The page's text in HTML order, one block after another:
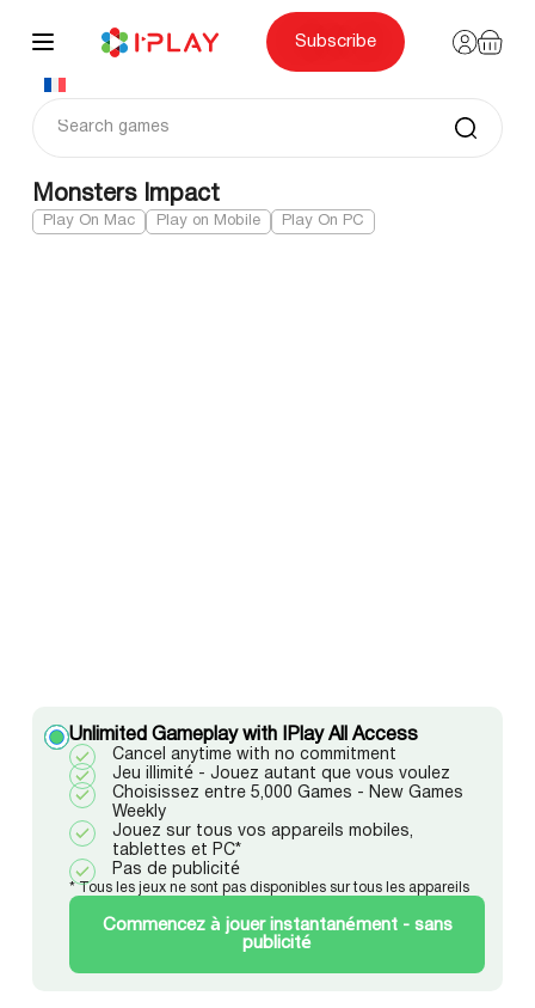
content
Subscribe
Monsters Impact
Play On Mac Play on Mobile Play On PC
Unlimited Gameplay with IPlay All Access
Cancel anytime with no commitment
Jeu illimité - Jouez autant que vous voulez
Choisissez entre 5,000 Games - New Games
Weekly
Jouez sur tous vos appareils mobiles,
tablettes et PC*
Pas de publicité
* Tous les jeux ne sont pas disponibles sur tous les appareils
Commencez à jouer instantanément - sans
publicité